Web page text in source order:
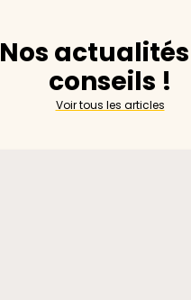
Nos
conseils !
Voir tous les articles